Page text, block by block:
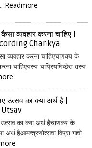
Readmore
व्यवहार करना चाहिए |
Chankya
करना चाहिएचाणक्य के
चाहिएयस्य चाप्रियमिच्छेत तस्य
का क्या अर्थ है |
का क्या अर्थ हैचाणक्य के
हैआमन्त्रणोत्सवा विप्रा गावो